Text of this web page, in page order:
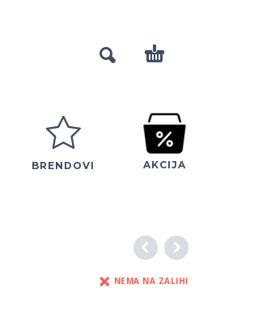
BRENDOVI AKCIJA
NEMA NA ZALIHI